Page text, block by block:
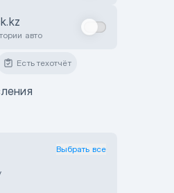
авто
Есть техотчёт
Выбрать все